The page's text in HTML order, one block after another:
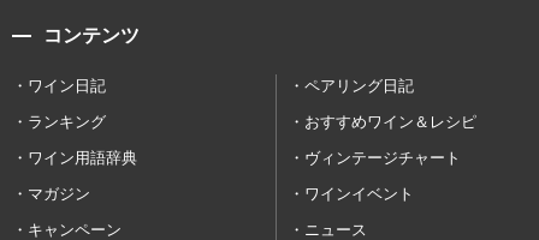
コンテンツ
ワイン日記
ペアリング日記
ランキング
おすすめワイン＆レシピ
ワイン用語辞典
ヴィンテージチャート
マガジン
ワインイベント
キャンペーン
ニュース